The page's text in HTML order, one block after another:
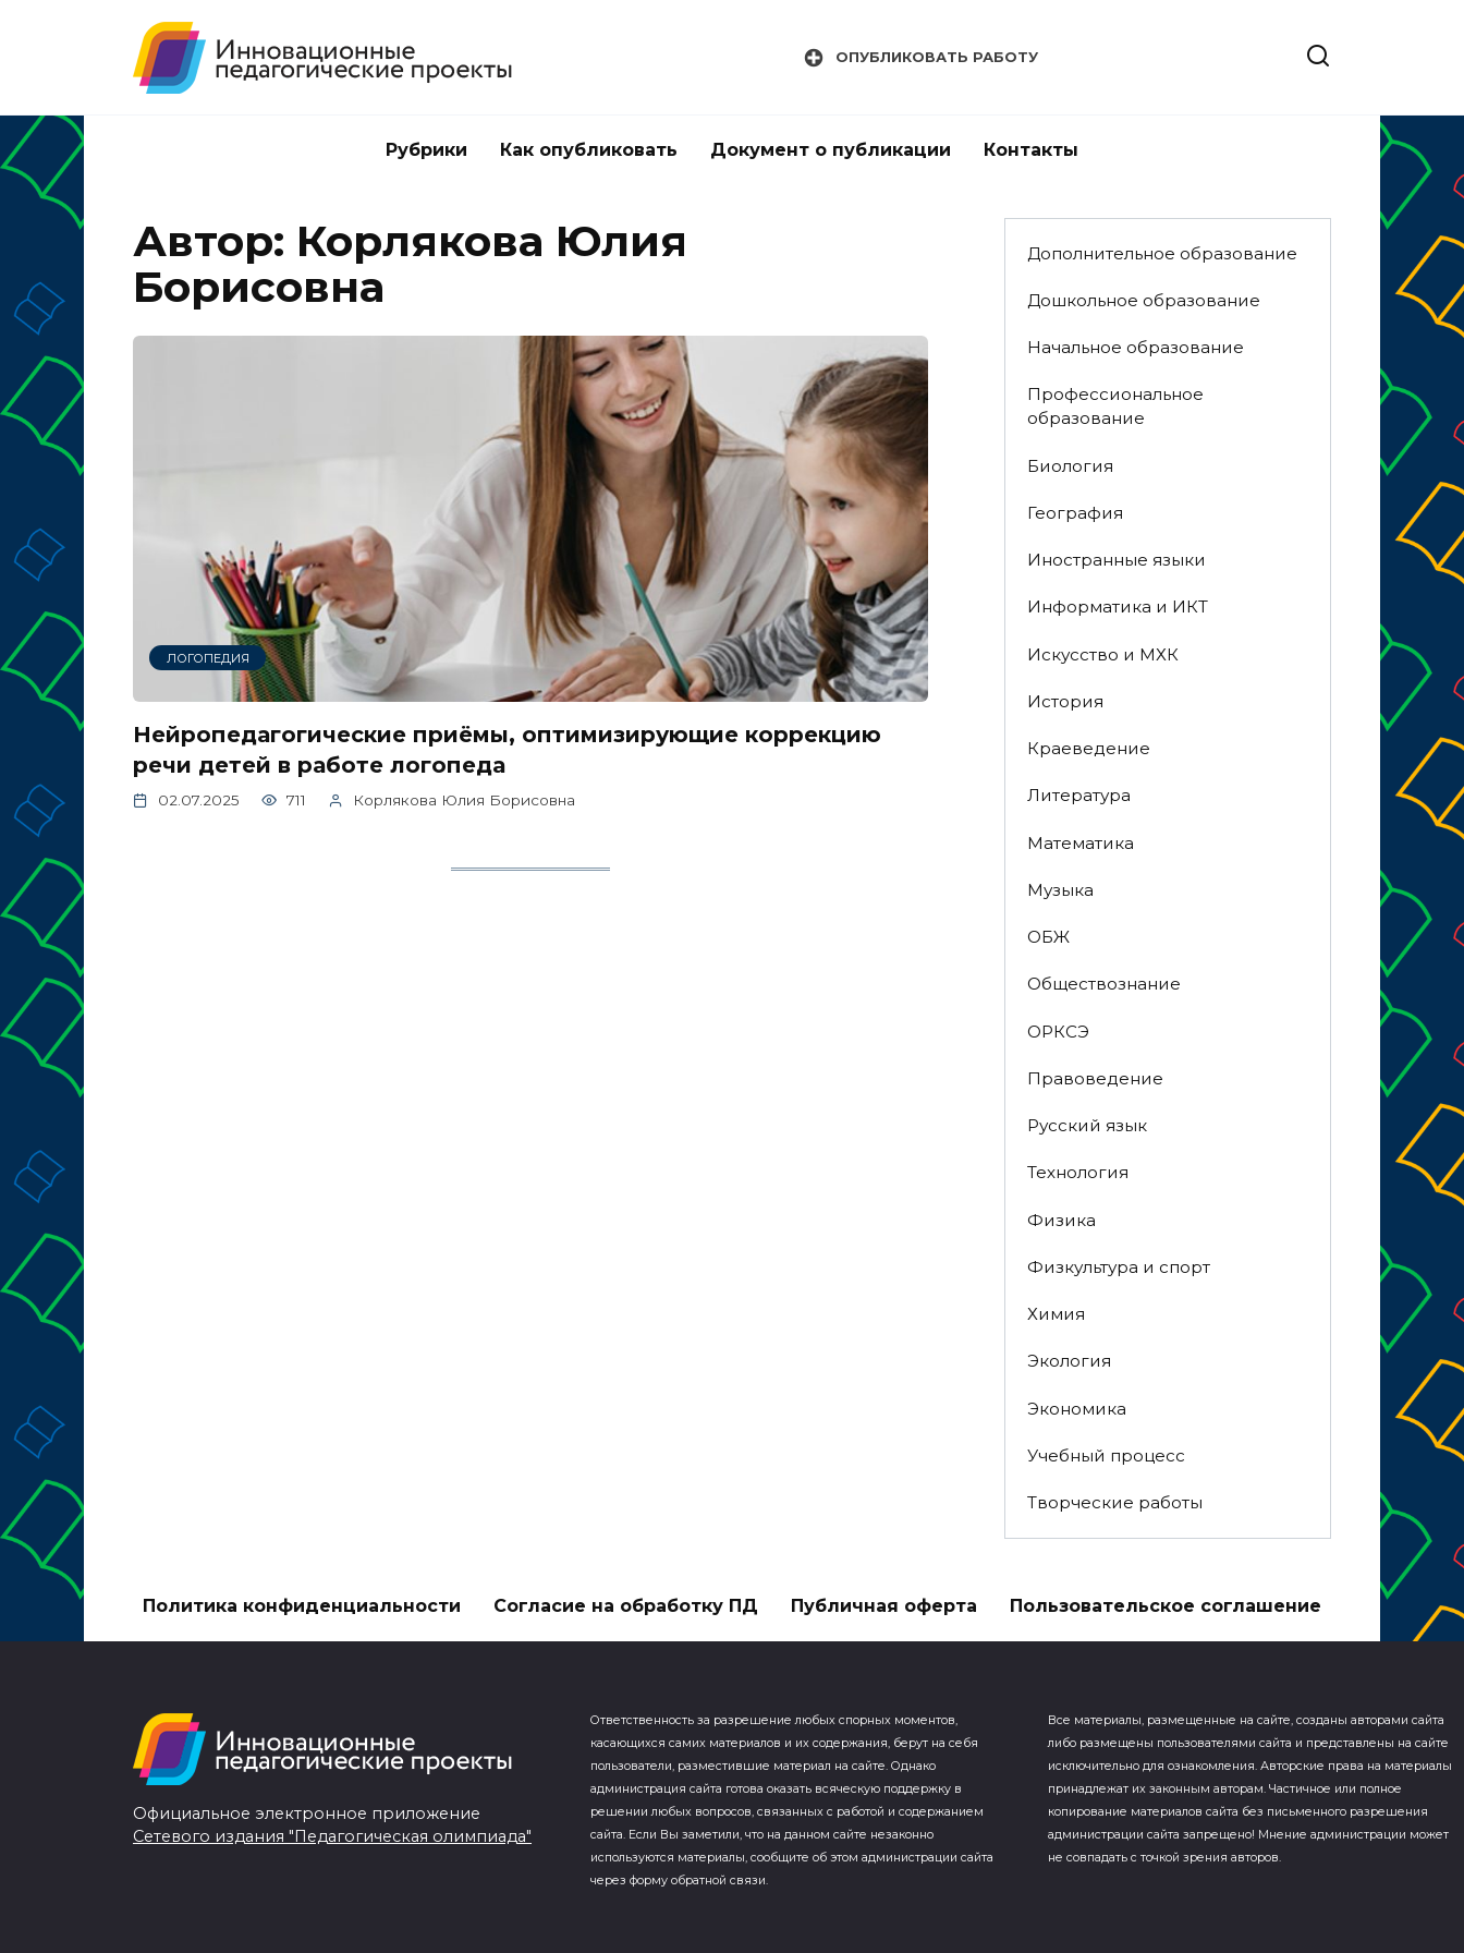
ОПУБЛИКОВАТЬ РАБОТУ
Рубрики Как опубликовать Документ о публикации Контакты
Автор: Корлякова Юлия
Борисовна
ЛОГОПЕДИЯ
Нейропедагогические приёмы, оптимизирующие коррекцию
речи детей в работе логопеда
02.07.2025 711 Корлякова Юлия Борисовна
Дополнительное образование
Дошкольное образование
Начальное образование
Профессиональное
образование
Биология
География
Иностранные языки
Информатика и ИКТ
Искусство и МХК
История
Краеведение
Литература
Математика
Музыка
ОБЖ
Обществознание
ОРКСЭ
Правоведение
Русский язык
Технология
Физика
Физкультура и спорт
Химия
Экология
Экономика
Учебный процесс
Творческие работы
Политика конфиденциальности Согласие на обработку ПД Публичная оферта Пользовательское соглашение
Официальное электронное приложение
Сетевого издания "Педагогическая олимпиада"
Ответственность за разрешение любых спорных моментов,
касающихся самих материалов и их содержания, берут на себя
пользователи, разместившие материал на сайте. Однако
администрация сайта готова оказать всяческую поддержку в
решении любых вопросов, связанных с работой и содержанием
сайта. Если Вы заметили, что на данном сайте незаконно
используются материалы, сообщите об этом администрации сайта
через форму обратной связи.
Все материалы, размещенные на сайте, созданы авторами сайта
либо размещены пользователями сайта и представлены на сайте
исключительно для ознакомления. Авторские права на материалы
принадлежат их законным авторам. Частичное или полное
копирование материалов сайта без письменного разрешения
администрации сайта запрещено! Мнение администрации может
не совпадать с точкой зрения авторов.